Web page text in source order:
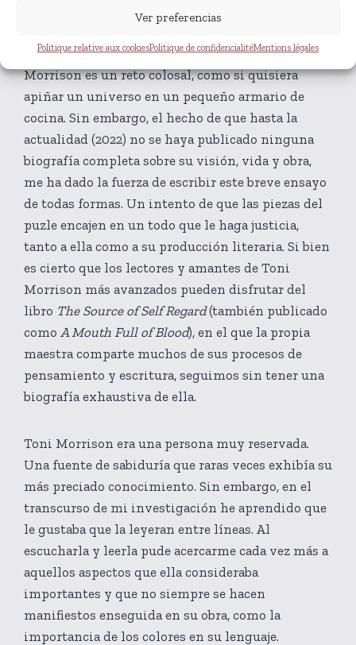
Ver preferencias
Politique relative aux cookiesPolitique de confidencialitéMentions légales
pensadora de tanta envergadura como Toni
Morrison es un reto colosal, como si quisiera
apiñar un universo en un pequeño armario de
cocina. Sin embargo, el hecho de que hasta la
actualidad (2022) no se haya publicado ninguna
biografía completa sobre su visión, vida y obra,
me ha dado la fuerza de escribir este breve ensayo
de todas formas. Un intento de que las piezas del
puzle encajen en un todo que le haga justicia,
tanto a ella como a su producción literaria. Si bien
es cierto que los lectores y amantes de Toni
Morrison más avanzados pueden disfrutar del
libro The Source of Self Regard(también publicado
como A Mouth Full of Blood), en el que la propia
maestra comparte muchos de sus procesos de
pensamiento y escritura, seguimos sin tener una
biografía exhaustiva de ella.
Toni Morrison era una persona muy reservada.
Una fuente de sabiduría que raras veces exhibía su
más preciado conocimiento. Sin embargo, en el
transcurso de mi investigación he aprendido que
le gustaba que la leyeran entre líneas. Al
escucharla y leerla pude acercarme cada vez más a
aquellos aspectos que ella consideraba
importantes y que no siempre se hacen
manifiestos enseguida en su obra, como la
importancia de los colores en su lenguaje.